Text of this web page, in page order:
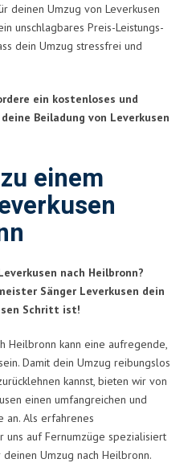
deinen Umzug von Leverkusen
unschlagbares Preis-Leistungs-
dein Umzug stressfrei und
ein kostenloses und
Beiladung von Leverkusen
einem
nach Heilbronn?
Sänger Leverkusen dein
Schritt ist!
Heilbronn kann eine aufregende,
Damit dein Umzug reibungslos
kannst, bieten wir von
einen umfangreichen und
an. Als erfahrenes
uns auf Fernumzüge spezialisiert
Umzug nach Heilbronn.